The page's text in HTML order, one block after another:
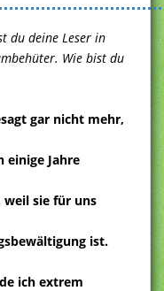
du deine Leser in
Wie bist du
gar nicht mehr,
einige Jahre
weil sie für uns
ist.
ich extrem